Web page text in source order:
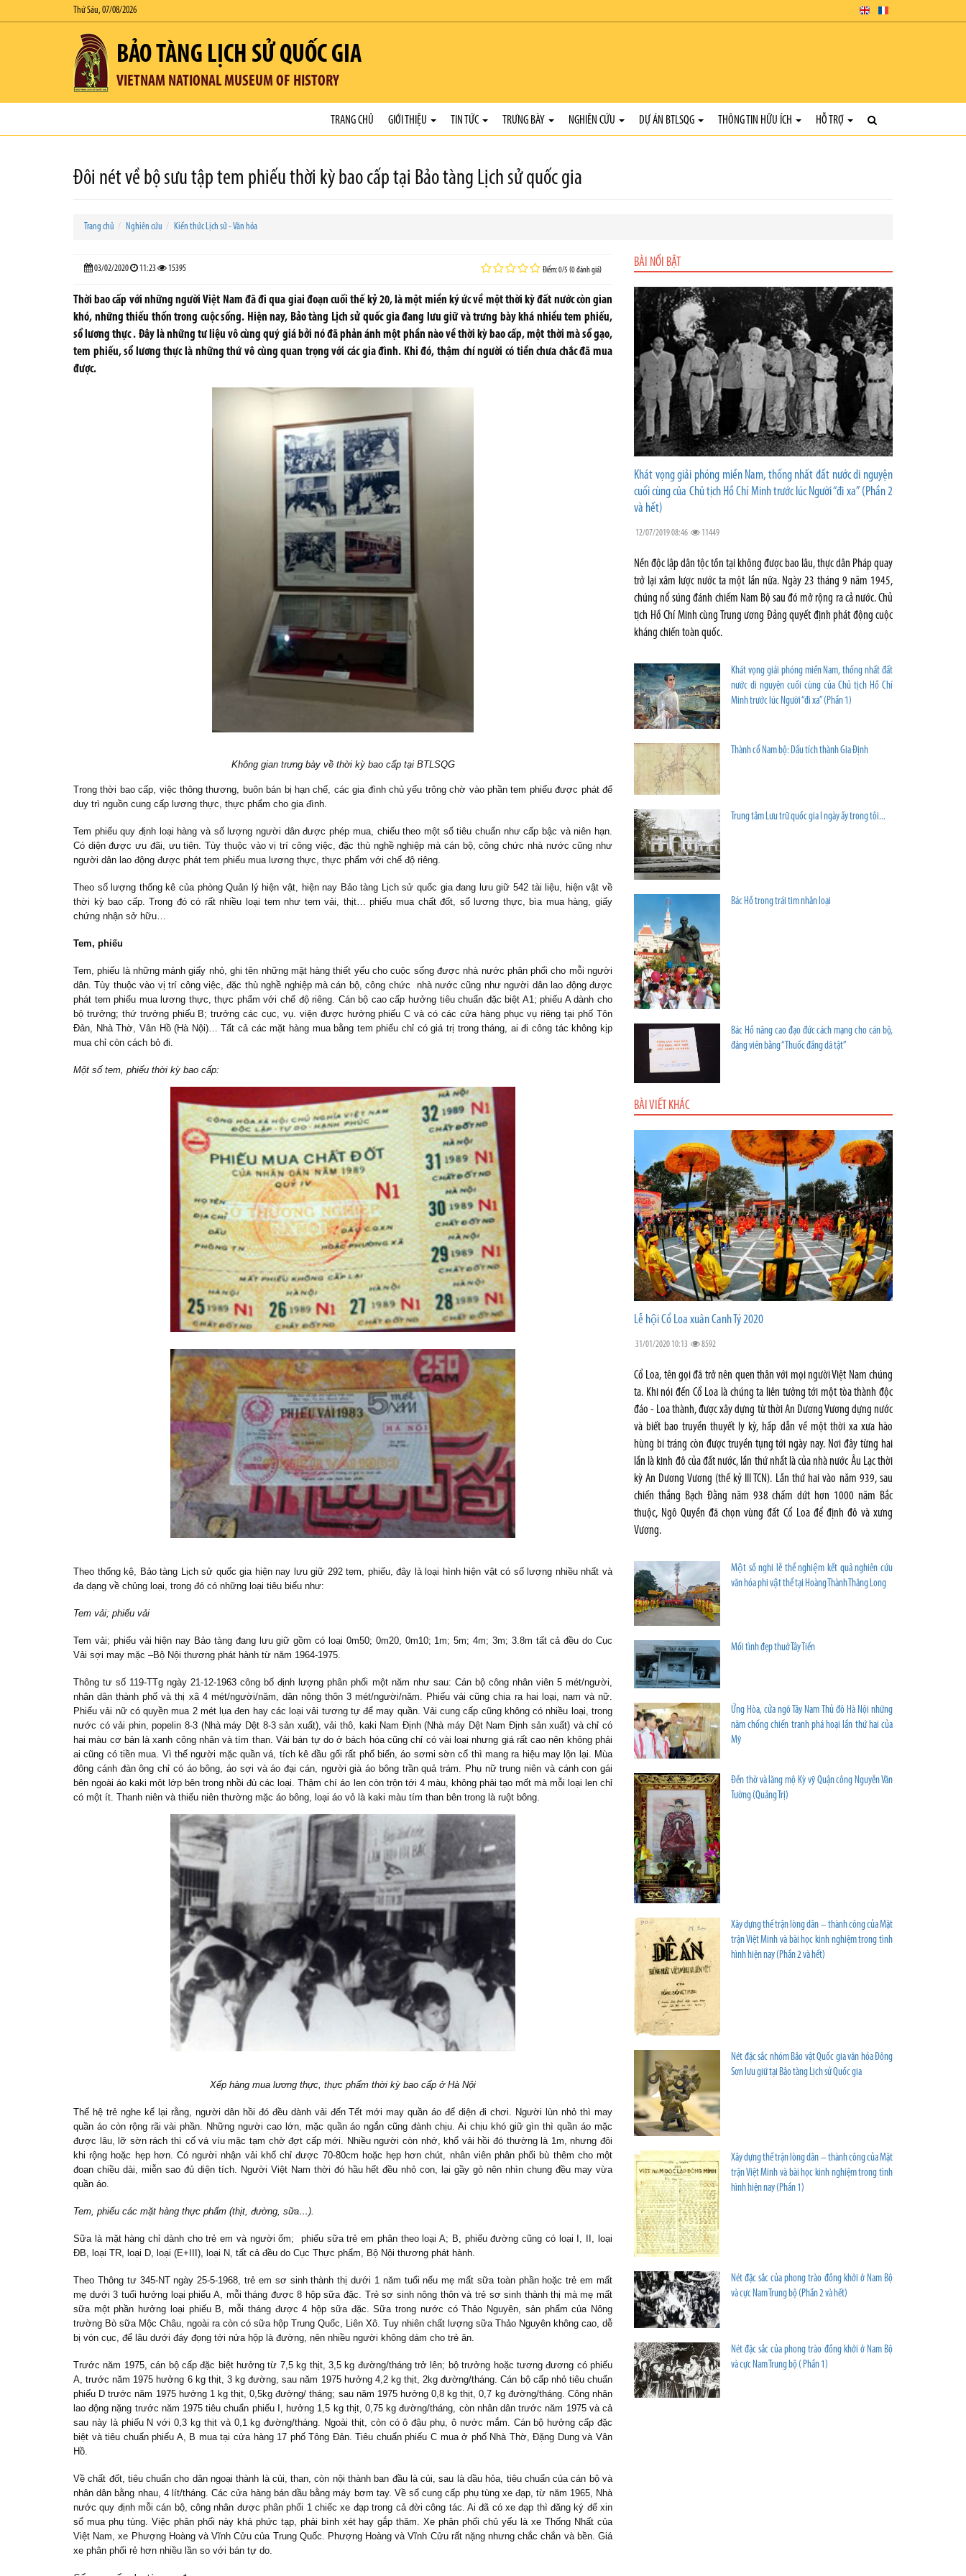
Thứ Sáu, 07/08/2026
BẢO TÀNG LỊCH SỬ QUỐC GIA
VIETNAM NATIONAL MUSEUM OF HISTORY
TRANG CHỦ GIỚI THIỆU TIN TỨC TRƯNG BÀY NGHIÊN CỨU DỰ ÁN BTLSQG THÔNG TIN HỮU ÍCH HỖ TRỢ
Đôi nét về bộ sưu tập tem phiếu thời kỳ bao cấp tại Bảo tàng Lịch sử quốc gia
Trang chủ Nghiên cứu Kiến thức Lịch sử - Văn hóa
03/02/2020 11:23 15395 Điểm: 0/5 (0 đánh giá)
Thời bao cấp với những người Việt Nam đã đi qua giai đoạn cuối thế kỷ 20, là một miền ký ức về một thời kỳ đất nước còn gian
khó, những thiếu thốn trong cuộc sống. Hiện nay, Bảo tàng Lịch sử quốc gia đang lưu giữ và trưng bày khá nhiều tem phiếu,
sổ lương thực . Đây là những tư liệu vô cùng quý giá bởi nó đã phản ánh một phần nào về thời kỳ bao cấp, một thời mà sổ gạo,
tem phiếu, sổ lương thực là những thứ vô cùng quan trọng với các gia đình. Khi đó, thậm chí người có tiền chưa chắc đã mua
được.
Không gian trưng bày về thời kỳ bao cấp tại BTLSQG
Trong thời bao cấp, việc thông thương, buôn bán bị hạn chế, các gia đình chủ yếu trông chờ vào phần tem phiếu được phát để
duy trì nguồn cung cấp lương thực, thực phẩm cho gia đình.
Tem phiếu quy định loại hàng và số lượng người dân được phép mua, chiếu theo một số tiêu chuẩn như cấp bậc và niên hạn.
Có diện được ưu đãi, ưu tiên. Tùy thuộc vào vị trí công việc, đặc thù nghề nghiệp mà cán bộ, công chức nhà nước cũng như
người dân lao động được phát tem phiếu mua lương thực, thực phẩm với chế độ riêng.
Theo số lượng thống kê của phòng Quản lý hiện vật, hiện nay Bảo tàng Lịch sử quốc gia đang lưu giữ 542 tài liệu, hiện vật về
thời kỳ bao cấp. Trong đó có rất nhiều loại tem như tem vải, thịt… phiếu mua chất đốt, sổ lương thực, bìa mua hàng, giấy
chứng nhận sở hữu…
Tem, phiếu
Tem, phiếu là những mảnh giấy nhỏ, ghi tên những mặt hàng thiết yếu cho cuộc sống được nhà nước phân phối cho mỗi người
dân. Tùy thuộc vào vị trí công việc, đặc thù nghề nghiệp mà cán bộ, công chức nhà nước cũng như người dân lao động được
phát tem phiếu mua lương thực, thực phẩm với chế độ riêng. Cán bộ cao cấp hưởng tiêu chuẩn đặc biệt A1; phiếu A dành cho
bộ trưởng; thứ trưởng phiếu B; trưởng các cục, vụ. viện được hưởng phiếu C và có các cửa hàng phục vụ riêng tại phố Tôn
Đản, Nhà Thờ, Vân Hồ (Hà Nội)… Tất cả các mặt hàng mua bằng tem phiếu chỉ có giá trị trong tháng, ai đi công tác không kịp
mua chỉ còn cách bỏ đi.
Một số tem, phiếu thời kỳ bao cấp:
Theo thống kê, Bảo tàng Lịch sử quốc gia hiện nay lưu giữ 292 tem, phiếu, đây là loại hình hiện vật có số lượng nhiều nhất và
đa dạng về chủng loại, trong đó có những loại tiêu biểu như:
Tem vải; phiếu vải
Tem vải; phiếu vải hiện nay Bảo tàng đang lưu giữ gồm có loại 0m50; 0m20, 0m10; 1m; 5m; 4m; 3m; 3.8m tất cả đều do Cục
Vải sợi may mặc –Bộ Nội thương phát hành từ năm 1964-1975.
Thông tư số 119-TTg ngày 21-12-1963 công bố định lượng phân phối một năm như sau: Cán bộ công nhân viên 5 mét/người,
nhân dân thành phố và thị xã 4 mét/người/năm, dân nông thôn 3 mét/người/năm. Phiếu vải cũng chia ra hai loại, nam và nữ.
Phiếu vải nữ có quyền mua 2 mét lụa đen hay các loại vải tương tự để may quần. Vải cung cấp cũng không có nhiều loại, trong
nước có vải phin, popelin 8-3 (Nhà máy Dệt 8-3 sản xuất), vải thô, kaki Nam Định (Nhà máy Dệt Nam Định sản xuất) và chỉ có
hai màu cơ bản là xanh công nhân và tím than. Vải bán tự do ở bách hóa cũng chỉ có vài loại nhưng giá rất cao nên không phải
ai cũng có tiền mua. Vì thế người mặc quần vá, tích kê đầu gối rất phổ biến, áo sơmi sờn cổ thì mang ra hiệu may lộn lại. Mùa
đông cánh đàn ông chỉ có áo bông, áo sợi và áo đại cán, người già áo bông trần quả trám. Phụ nữ trung niên và cánh con gái
bên ngoài áo kaki một lớp bên trong nhồi đủ các loại. Thậm chí áo len còn trộn tới 4 màu, không phải tạo mốt mà mỗi loại len chỉ
có một ít. Thanh niên và thiếu niên thường mặc áo bông, loại áo vỏ là kaki màu tím than bên trong là ruột bông.
Xếp hàng mua lương thực, thực phẩm thời kỳ bao cấp ở Hà Nội
Thế hệ trẻ nghe kể lại rằng, người dân hồi đó đều dành vải đến Tết mới may quần áo để diện đi chơi. Người lùn nhỏ thì may
quần áo còn rộng rãi vài phần. Những người cao lớn, mặc quần áo ngắn cũng đành chịu. Ai chịu khó giữ gìn thì quần áo mặc
được lâu, lỡ sờn rách thì cố vá víu mặc tạm chờ đợt cấp mới. Nhiều người còn nhớ, khổ vải hồi đó thường là 1m, nhưng đôi
khi rộng hoặc hẹp hơn. Có người nhận vải khổ chỉ được 70-80cm hoặc hẹp hơn chút, nhân viên phân phối bù thêm cho một
đoạn chiều dài, miễn sao đủ diện tích. Người Việt Nam thời đó hầu hết đều nhỏ con, lại gầy gò nên nhìn chung đều may vừa
quần áo.
Tem, phiếu các mặt hàng thực phẩm (thịt, đường, sữa…).
Sữalà mặt hàng chỉ dành cho trẻ em và người ốm; phiếu sữa trẻ em phân theo loại A; B, phiếu đường cũng có loại I, II, loại
ĐB, loại TR, loại D, loại (E+III), loại N, tất cả đều do Cục Thực phẩm, Bộ Nội thương phát hành.
Theo Thông tư 345-NT ngày 25-5-1968, trẻ em sơ sinh thành thị dưới 1 năm tuổi nếu mẹ mất sữa toàn phần hoặc trẻ em mất
mẹ dưới 3 tuổi hưởng loại phiếu A, mỗi tháng được 8 hộp sữa đặc. Trẻ sơ sinh nông thôn và trẻ sơ sinh thành thị mà mẹ mất
sữa một phần hưởng loại phiếu B, mỗi tháng được 4 hộp sữa đặc. Sữa trong nước có Thảo Nguyên, sản phẩm của Nông
trường Bò sữa Mộc Châu, ngoài ra còn có sữa hộp Trung Quốc, Liên Xô. Tuy nhiên chất lượng sữa Thảo Nguyên không cao, dễ
bị vón cục, để lâu dưới đáy đọng tới nửa hộp là đường, nên nhiều người không dám cho trẻ ăn.
Trước năm 1975, cán bộ cấp đặc biệt hưởng từ 7,5 kg thịt, 3,5 kg đường/tháng trở lên; bộ trưởng hoặc tương đương có phiếu
A, trước năm 1975 hưởng 6 kg thịt, 3 kg đường, sau năm 1975 hưởng 4,2 kg thịt, 2kg đường/tháng. Cán bộ cấp nhỏ tiêu chuẩn
phiếu D trước năm 1975 hưởng 1 kg thịt, 0,5kg đường/ tháng; sau năm 1975 hưởng 0,8 kg thịt, 0,7 kg đường/tháng. Công nhân
lao động nặng trước năm 1975 tiêu chuẩn phiếu I, hưởng 1,5 kg thịt, 0,75 kg đường/tháng, còn nhân dân trước năm 1975 và cả
sau này là phiếu N với 0,3 kg thịt và 0,1 kg đường/tháng. Ngoài thịt, còn có ô đậu phụ, ô nước mắm. Cán bộ hưởng cấp đặc
biệt và tiêu chuẩn phiếu A, B mua tại cửa hàng 17 phố Tông Đản. Tiêu chuẩn phiếu C mua ở phố Nhà Thờ, Đặng Dung và Vân
Hồ.
Về chất đốt, tiêu chuẩn cho dân ngoại thành là củi, than, còn nội thành ban đầu là củi, sau là dầu hỏa, tiêu chuẩn của cán bộ và
nhân dân bằng nhau, 4 lít/tháng. Các cửa hàng bán dầu bằng máy bơm tay. Về sổ cung cấp phụ tùng xe đạp, từ năm 1965, Nhà
nước quy định mỗi cán bộ, công nhân được phân phối 1 chiếc xe đạp trong cả đời công tác. Ai đã có xe đạp thì đăng ký để xin
sổ mua phụ tùng. Việc phân phối này khá phức tạp, phải bình xét hay gắp thăm. Xe phân phối chủ yếu là xe Thống Nhất của
Việt Nam, xe Phượng Hoàng và Vĩnh Cửu của Trung Quốc. Phượng Hoàng và Vĩnh Cửu rất nặng nhưng chắc chắn và bền. Giá
xe phân phối rẻ hơn nhiều lần so với bán tự do.
BÀI NỔI BẬT
Khát vọng giải phóng miền Nam, thống nhất đất nước di nguyện
cuối cùng của Chủ tịch Hồ Chí Minh trước lúc Người “đi xa” (Phần 2
và hết)
12/07/2019 08:46 11449
Nền độc lập dân tộc tồn tại không được bao lâu, thực dân Pháp quay
trở lại xâm lược nước ta một lần nữa. Ngày 23 tháng 9 năm 1945,
chúng nổ súng đánh chiếm Nam Bộ sau đó mở rộng ra cả nước. Chủ
tịch Hồ Chí Minh cùng Trung ương Đảng quyết định phát động cuộc
kháng chiến toàn quốc.
Khát vọng giải phóng miền Nam, thống nhất đất
nước di nguyện cuối cùng của Chủ tịch Hồ Chí
Minh trước lúc Người “đi xa” (Phần 1)
Thành cổ Nam bộ: Dấu tích thành Gia Định
Trung tâm Lưu trữ quốc gia I ngày ấy trong tôi...
Bác Hồ trong trái tim nhân loại
Bác Hồ nâng cao đạo đức cách mạng cho cán bộ,
đảng viên bằng “Thuốc đắng dã tật”
BÀI VIẾT KHÁC
Lễ hội Cổ Loa xuân Canh Tý 2020
31/01/2020 10:13 8592
Cổ Loa, tên gọi đã trở nên quen thân với mọi người Việt Nam chúng
ta. Khi nói đến Cổ Loa là chúng ta liên tưởng tới một tòa thành độc
đáo - Loa thành, được xây dựng từ thời An Dương Vương dựng nước
và biết bao truyền thuyết ly kỳ, hấp dẫn về một thời xa xưa hào
hùng bi tráng còn được truyền tụng tới ngày nay. Nơi đây từng hai
lần là kinh đô của đất nước, lần thứ nhất là của nhà nước Âu Lạc thời
kỳ An Dương Vương (thế kỷ III TCN). Lần thứ hai vào năm 939, sau
chiến thắng Bạch Đằng năm 938 chấm dứt hơn 1000 năm Bắc
thuộc, Ngô Quyền đã chọn vùng đất Cổ Loa để định đô và xưng
Vương.
Một số nghi lễ thể nghiệm kết quả nghiên cứu
văn hóa phi vật thể tại Hoàng Thành Thăng Long
Mối tình đẹp thuở Tây Tiến
Ứng Hòa, cửa ngõ Tây Nam Thủ đô Hà Nội những
năm chống chiến tranh phá hoại lần thứ hai của
Mỹ
Đền thờ và lăng mộ Kỳ vỹ Quận công Nguyễn Văn
Tường (Quảng Trị)
Xây dựng thế trận lòng dân – thành công của Mặt
trận Việt Minh và bài học kinh nghiệm trong tình
hình hiện nay (Phần 2 và hết)
Nét đặc sắc nhóm Bảo vật Quốc gia văn hóa Đông
Sơn lưu giữ tại Bảo tàng Lịch sử Quốc gia
Xây dựng thế trận lòng dân – thành công của Mặt
trận Việt Minh và bài học kinh nghiệm trong tình
hình hiện nay (Phần 1)
Nét đặc sắc của phong trào đồng khởi ở Nam Bộ
và cực Nam Trung bộ (Phần 2 và hết)
Nét đặc sắc của phong trào đồng khởi ở Nam Bộ
và cực Nam Trung bộ ( Phần 1)